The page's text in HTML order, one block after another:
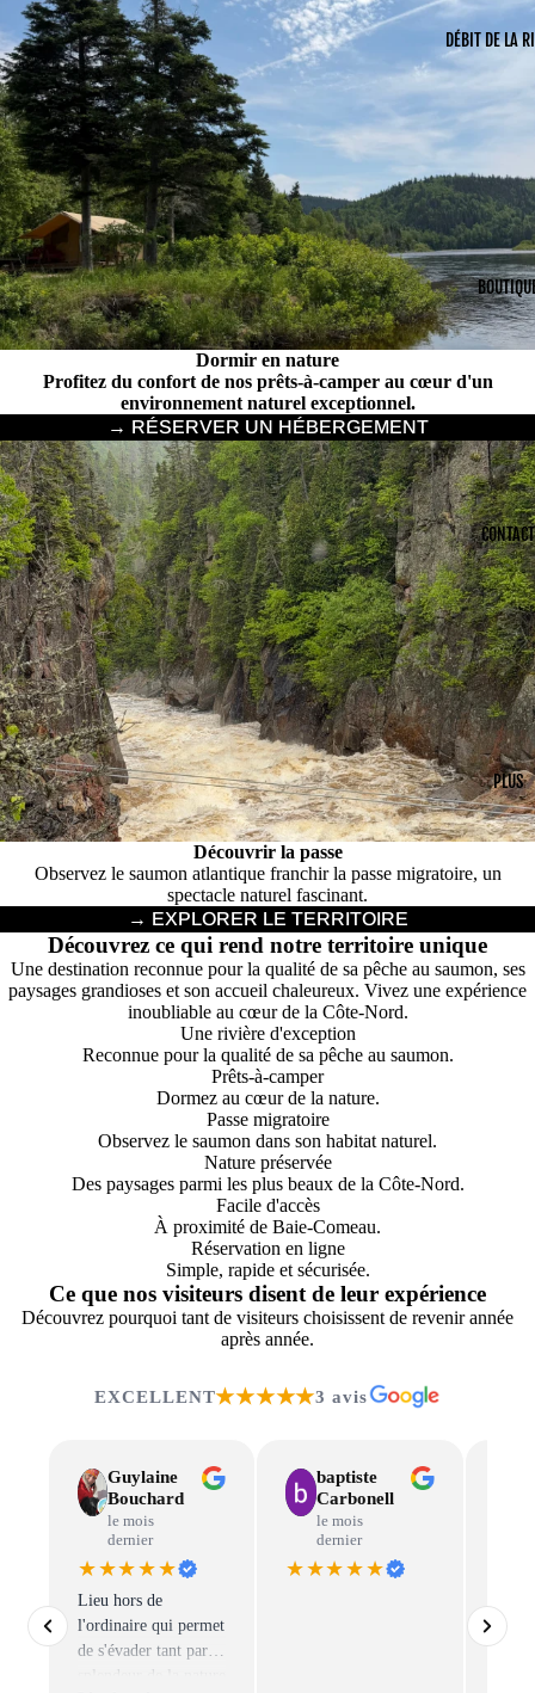
DÉBIT DE LA
CONTACT
PLUS
Dormir en nature
Profitez du confort de nos prêts-à-camper au cœur d'un
environnement naturel exceptionnel.
→ RÉSERVER UN HÉBERGEMENT
Découvrir la passe
Observez le saumon atlantique franchir la passe migratoire, un
spectacle naturel fascinant.
→ EXPLORER LE TERRITOIRE
Découvrez ce qui rend notre territoire unique
Une destination reconnue pour la qualité de sa pêche au saumon, ses
paysages grandioses et son accueil chaleureux. Vivez une expérience
inoubliable au cœur de la Côte-Nord.
Une rivière d'exception
Reconnue pour la qualité de sa pêche au saumon.
Prêts-à-camper
Dormez au cœur de la nature.
Passe migratoire
Observez le saumon dans son habitat naturel.
Nature préservée
Des paysages parmi les plus beaux de la Côte-Nord.
Facile d'accès
À proximité de Baie-Comeau.
Réservation en ligne
Simple, rapide et sécurisée.
Ce que nos visiteurs disent de leur expérience
Découvrez pourquoi tant de visiteurs choisissent de revenir année
après année.
EXCELLENT★★★★★3 avis
Guylaine
Bouchard
le mois
dernier
★★★★★
Lieu hors de
l'ordinaire qui permet
de s'évader tant par la
splendeur de la nature
baptiste
Carbonell
le mois
dernier
★★★★★